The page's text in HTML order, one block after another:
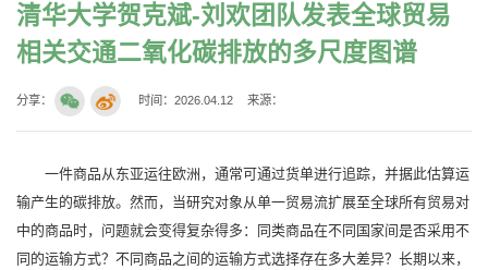
清华大学贺克斌-刘欢团队发表全球贸易
相关交通二氧化碳排放的多尺度图谱
分享： 时间：2026.04.12 来源：
一件商品从东亚运往欧洲，通常可通过货单进行追踪，并据此估算运
输产生的碳排放。然而，当研究对象从单一贸易流扩展至全球所有贸易对
中的商品时，问题就会变得复杂得多：同类商品在不同国家间是否采用不
同的运输方式？不同商品之间的运输方式选择存在多大差异？长期以来，